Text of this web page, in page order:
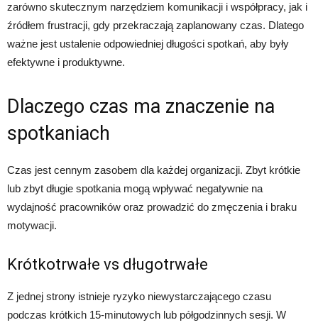
zarówno skutecznym narzędziem komunikacji i współpracy, jak i
źródłem frustracji, gdy przekraczają zaplanowany czas. Dlatego
ważne jest ustalenie odpowiedniej długości spotkań, aby były
efektywne i produktywne.
Dlaczego czas ma znaczenie na
spotkaniach
Czas jest cennym zasobem dla każdej organizacji. Zbyt krótkie
lub zbyt długie spotkania mogą wpływać negatywnie na
wydajność pracowników oraz prowadzić do zmęczenia i braku
motywacji.
Krótkotrwałe vs długotrwałe
Z jednej strony istnieje ryzyko niewystarczającego czasu
podczas krótkich 15-minutowych lub półgodzinnych sesji. W